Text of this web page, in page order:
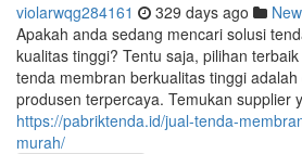
violarwqg284161 329 days ago
Apakah anda sedang mencari solusi
kualitas tinggi? Tentu saja, pilihan
tenda membran berkualitas tinggi
produsen terpercaya. Temukan supplier
https://pabriktenda.id/jual-tenda-
murah/